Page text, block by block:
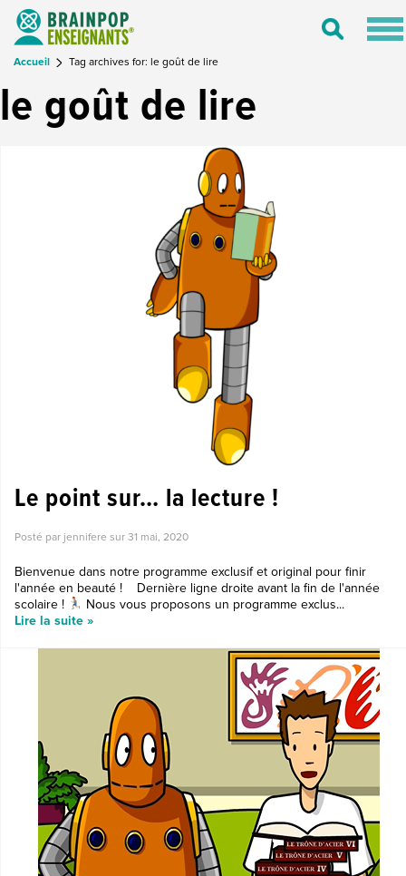
Toggle
Accueil Tag archives for: le goût de lire
le goût de lire
Le point sur… la lecture !
Posté par jennifere sur 31 mai, 2020
Bienvenue dans notre programme exclusif et original pour finir
l'année en beauté ! Dernière ligne droite avant la fin de l'année
scolaire !
Nous vous proposons un programme exclus...
Lire la suite »